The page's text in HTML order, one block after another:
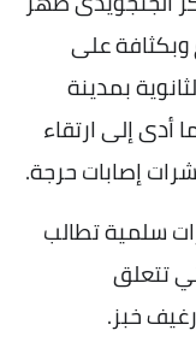
وبكثافة على
بمدينة
أدى إلى ارتقاء
إصابات حرجة.
سلمية تطالب
تتعلق
خبز.